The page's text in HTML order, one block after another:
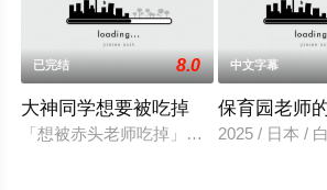
已完结 8.0
大神同学想要被吃掉
「想被赤头老师吃掉」被大街小巷中传
中文字幕
保育园老师
2025 / 日本 /